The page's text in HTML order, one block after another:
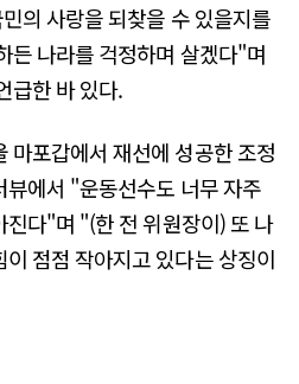
의 사랑을 되찾을 수 있을지를
든 나라를 걱정하며 살겠다"며
급한 바 있다.
마포갑에서 재선에 성공한 조정
뷰에서 "운동선수도 너무 자주
진다"며 "(한 전 위원장이) 또 나
점점 작아지고 있다는 상징이